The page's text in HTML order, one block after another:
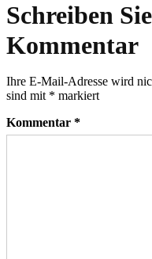
Schreiben
Kommentar
Ihre E-Mail-Adresse wird
sind mit * markiert
Kommentar *